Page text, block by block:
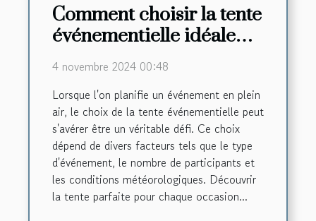
Comment choisir la tente
événementielle idéale
pour chaque occasion
4 novembre 2024 00:48
Lorsque l'on planifie un événement en plein
air, le choix de la tente événementielle peut
s'avérer être un véritable défi. Ce choix
dépend de divers facteurs tels que le type
d'événement, le nombre de participants et
les conditions météorologiques. Découvrir
la tente parfaite pour chaque occasion...